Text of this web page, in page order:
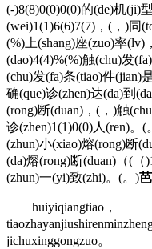
(-)8(8)0(0)0(0)的(de)机(ji)
(wei)1(1)6(6)7(7)，(，)同
(%)上(shang)座(zuo)率(lv)
(dao)4(4)%(%)触(chu)发
(chu)发(fa)条(tiao)件(jian)
确(que)诊(zhen)达(da)到
(rong)断(duan)，(，)触
诊(zhen)1(1)0(0)人(ren)。
(zhun)小(xiao)熔(rong)断
(da)熔(rong)断(duan)（(（
(zhun)一(yi)致(zhi)。(。)
huiyiqiangtiao，
jichuxinggongzuo。